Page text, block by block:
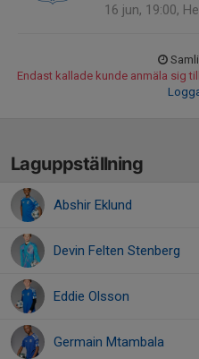
16 jun, 19:00,
Endast kallade kunde anmäla sig
Laguppställning
Abshir Eklund
Devin Felten Stenberg
Eddie Olsson
Germain Mtambala